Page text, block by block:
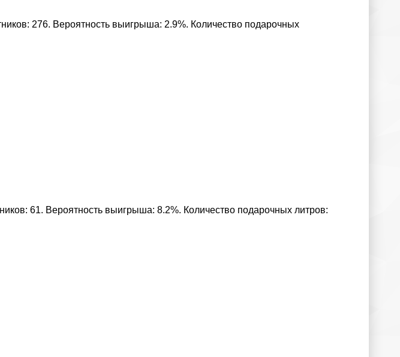
276. Вероятность выигрыша: 2.9%. Количество подарочных
61. Вероятность выигрыша: 8.2%. Количество подарочных литров: